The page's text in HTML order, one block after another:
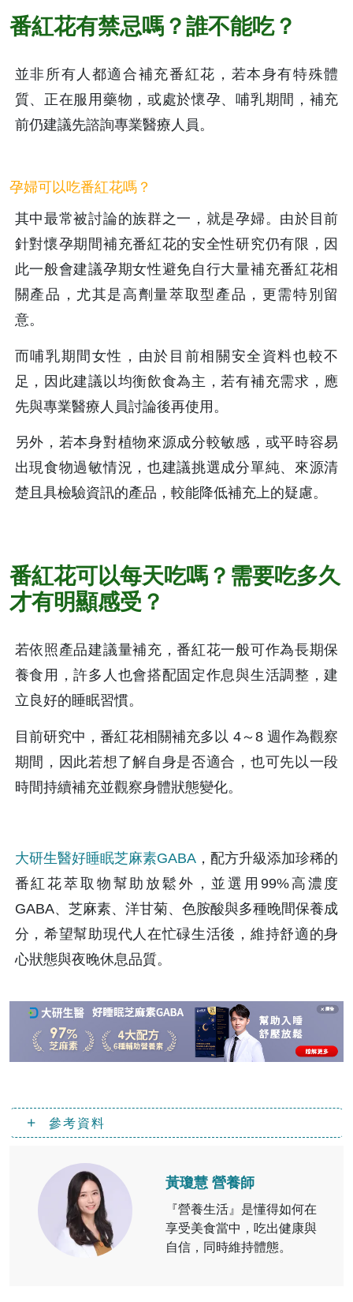
番紅花有禁忌嗎？誰不能吃？
並非所有人都適合補充番紅花，若本身有特殊體
質、正在服用藥物，或處於懷孕、哺乳期間，補充
前仍建議先諮詢專業醫療人員。
孕婦可以吃番紅花嗎？
其中最常被討論的族群之一，就是孕婦。由於目前
針對懷孕期間補充番紅花的安全性研究仍有限，因
此一般會建議孕期女性避免自行大量補充番紅花相
關產品，尤其是高劑量萃取型產品，更需特別留
意。
而哺乳期間女性，由於目前相關安全資料也較不
足，因此建議以均衡飲食為主，若有補充需求，應
先與專業醫療人員討論後再使用。
另外，若本身對植物來源成分較敏感，或平時容易
出現食物過敏情況，也建議挑選成分單純、來源清
楚且具檢驗資訊的產品，較能降低補充上的疑慮。
番紅花可以每天吃嗎？需要吃多久
才有明顯感受？
若依照產品建議量補充，番紅花一般可作為長期保
養食用，許多人也會搭配固定作息與生活調整，建
立良好的睡眠習慣。
目前研究中，番紅花相關補充多以 4～8 週作為觀察
期間，因此若想了解自身是否適合，也可先以一段
時間持續補充並觀察身體狀態變化。
大研生醫好睡眠芝麻素GABA ，配方升級添加珍稀的
番紅花萃取物幫助放鬆外，並選用99%高濃度
GABA、芝麻素、洋甘菊、色胺酸與多種晚間保養成
分，希望幫助現代人在忙碌生活後，維持舒適的身
心狀態與夜晚休息品質。
參考資料
黃瓊慧 營養師
『營養生活』是懂得如何在
享受美食當中，吃出健康與
自信，同時維持體態。